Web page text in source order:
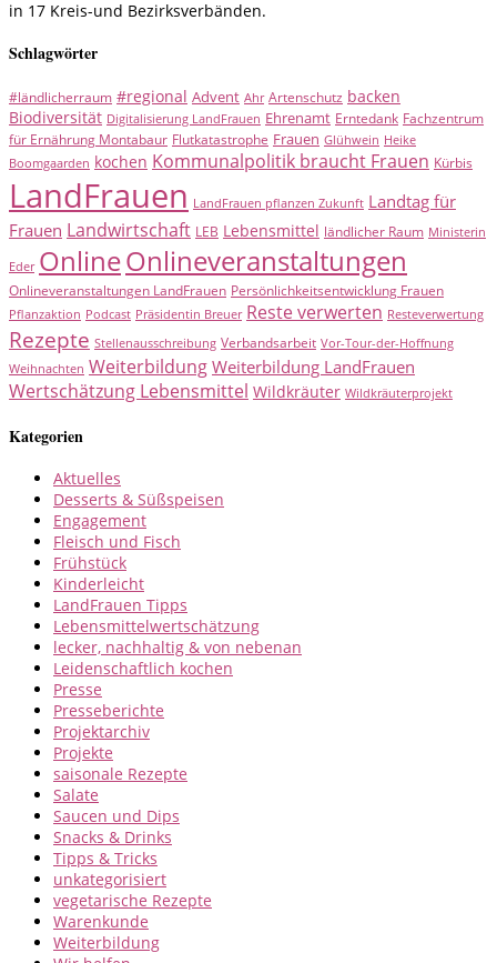
in 17 Kreis-und Bezirksverbänden.
Schlagwörter
#ländlicherraum #regional Advent Ahr Artenschutz backen
Biodiversität Digitalisierung LandFrauen Ehrenamt Erntedank Fachzentrum
für Ernährung Montabaur Flutkatastrophe Frauen Glühwein Heike
Boomgaarden kochen Kommunalpolitik braucht Frauen Kürbis
LandFrauen LandFrauen pflanzen Zukunft Landtag für
Frauen Landwirtschaft LEB Lebensmittel ländlicher Raum Ministerin
Eder OnlineOnlineveranstaltungen
Onlineveranstaltungen LandFrauen Persönlichkeitsentwicklung Frauen
Pflanzaktion Podcast Präsidentin Breuer Reste verwerten Resteverwertung
Rezepte Stellenausschreibung Verbandsarbeit Vor-Tour-der-Hoffnung
Weihnachten Weiterbildung Weiterbildung LandFrauen
Wertschätzung Lebensmittel Wildkräuter Wildkräuterprojekt
Kategorien
Aktuelles
Desserts & Süßspeisen
Engagement
Fleisch und Fisch
Frühstück
Kinderleicht
LandFrauen Tipps
Lebensmittelwertschätzung
lecker, nachhaltig & von nebenan
Leidenschaftlich kochen
Presse
Presseberichte
Projektarchiv
Projekte
saisonale Rezepte
Salate
Saucen und Dips
Snacks & Drinks
Tipps & Tricks
unkategorisiert
vegetarische Rezepte
Warenkunde
Weiterbildung